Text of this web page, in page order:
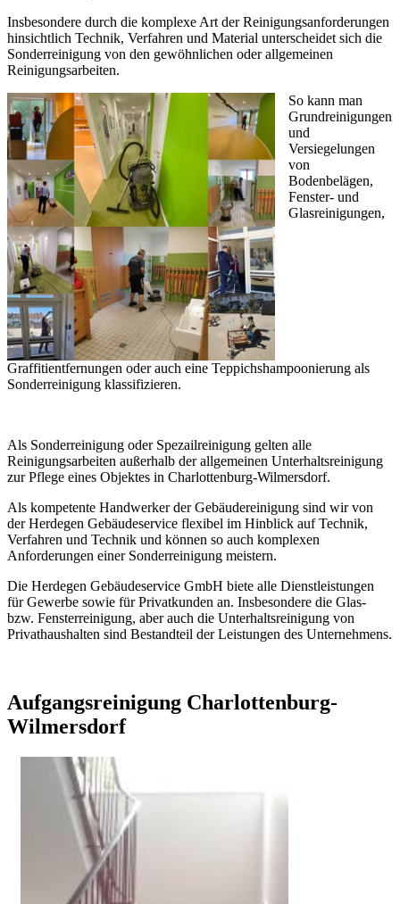
Insbesondere durch die komplexe Art der Reinigungsanforderungen
hinsichtlich Technik, Verfahren und Material unterscheidet sich die
Sonderreinigung von den gewöhnlichen oder allgemeinen
Reinigungsarbeiten.
So kann man
Grundreinigungen
und
Versiegelungen
von
Bodenbelägen,
Fenster- und
Glasreinigungen,
Graffitientfernungen oder auch eine Teppichshampoonierung als
Sonderreinigung klassifizieren.
Als Sonderreinigung oder Spezailreinigung gelten alle
Reinigungsarbeiten außerhalb der allgemeinen Unterhaltsreinigung
zur Pflege eines Objektes in Charlottenburg-Wilmersdorf.
Als kompetente Handwerker der Gebäudereinigung sind wir von
der Herdegen Gebäudeservice flexibel im Hinblick auf Technik,
Verfahren und Technik und können so auch komplexen
Anforderungen einer Sonderreinigung meistern.
Die Herdegen Gebäudeservice GmbH biete alle Dienstleistungen
für Gewerbe sowie für Privatkunden an. Insbesondere die Glas-
bzw. Fensterreinigung, aber auch die Unterhaltsreinigung von
Privathaushalten sind Bestandteil der Leistungen des Unternehmens.
Aufgangsreinigung Charlottenburg-
Wilmersdorf